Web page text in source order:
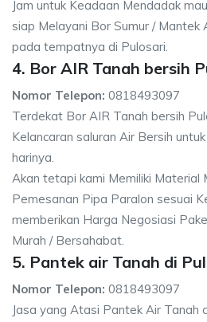
Jam untuk Keadaan Mendadak
siap Melayani Bor Sumur / Mantek
pada tempatnya di Pulosari.
4. Bor AIR Tanah bersih
Nomor Telepon: 0818493097
Terdekat Bor AIR Tanah bersih
Kelancaran saluran Air Bersih
harinya.
Akan tetapi kami Memiliki Material
Pemesanan Pipa Paralon sesuai
memberikan Harga Negosiasi
Murah / Bersahabat.
5. Pantek air Tanah di
Nomor Telepon: 0818493097
Jasa yang Atasi Pantek Air Tanah